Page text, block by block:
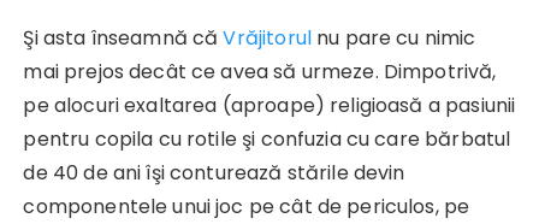
Şi asta înseamnă căVrăjitorulnu pare cu nimic
mai prejos decât ce avea să urmeze. Dimpotrivă,
pe alocuri exaltarea (aproape) religioasă a pasiunii
pentru copila cu rotile şi confuzia cu care bărbatul
de 40 de ani îşi conturează stările devin
componentele unui joc pe cât de periculos, pe